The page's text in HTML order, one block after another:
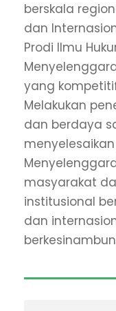
berskala
dan
Prodi Ilmu
yang
Melakukan
dan berdaya
masyarakat
institusional
dan